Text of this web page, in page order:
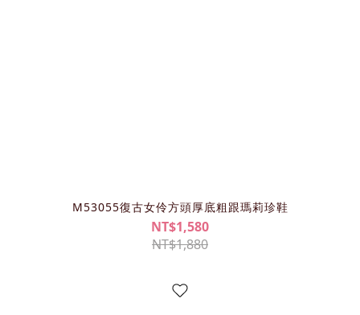
M53055復古女伶方頭厚底粗跟瑪莉珍鞋
NT$1,580
NT$1,880